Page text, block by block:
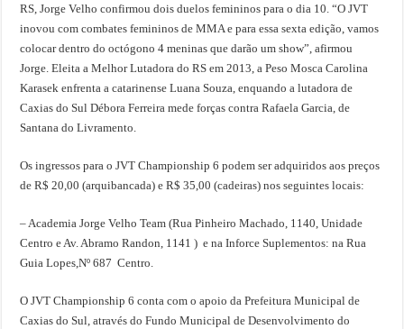
RS, Jorge Velho confirmou dois duelos femininos para o dia 10. “O JVT
inovou com combates femininos de MMA e para essa sexta edição, vamos
colocar dentro do octógono 4 meninas que darão um show”, afirmou
Jorge. Eleita a Melhor Lutadora do RS em 2013, a Peso Mosca Carolina
Karasek enfrenta a catarinense Luana Souza, enquando a lutadora de
Caxias do Sul Débora Ferreira mede forças contra Rafaela Garcia, de
Santana do Livramento.
Os ingressos para o JVT Championship 6 podem ser adquiridos aos preços
de R$ 20,00 (arquibancada) e R$ 35,00 (cadeiras) nos seguintes locais:
– Academia Jorge Velho Team (Rua Pinheiro Machado, 1140, Unidade
Centro e Av. Abramo Randon, 1141 ) e na Inforce Suplementos: na Rua
Guia Lopes,Nº 687 Centro.
O JVT Championship 6 conta com o apoio da Prefeitura Municipal de
Caxias do Sul, através do Fundo Municipal de Desenvolvimento do